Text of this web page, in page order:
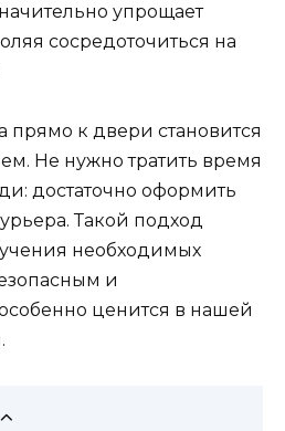
упрощает
сосредоточиться на
прямо к двери становится
Не нужно тратить время
достаточно оформить
Такой подход
необходимых
и
ценится в нашей